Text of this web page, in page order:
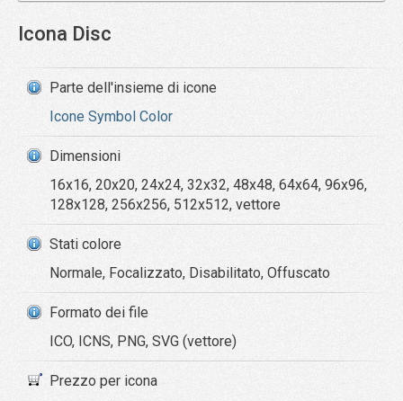
Icona Disc
Parte dell'insieme di icone
Icone Symbol Color
Dimensioni
16x16, 20x20, 24x24, 32x32, 48x48, 64x64, 96x96,
128x128, 256x256, 512x512, vettore
Stati colore
Normale, Focalizzato, Disabilitato, Offuscato
Formato dei file
ICO, ICNS, PNG, SVG (vettore)
Prezzo per icona